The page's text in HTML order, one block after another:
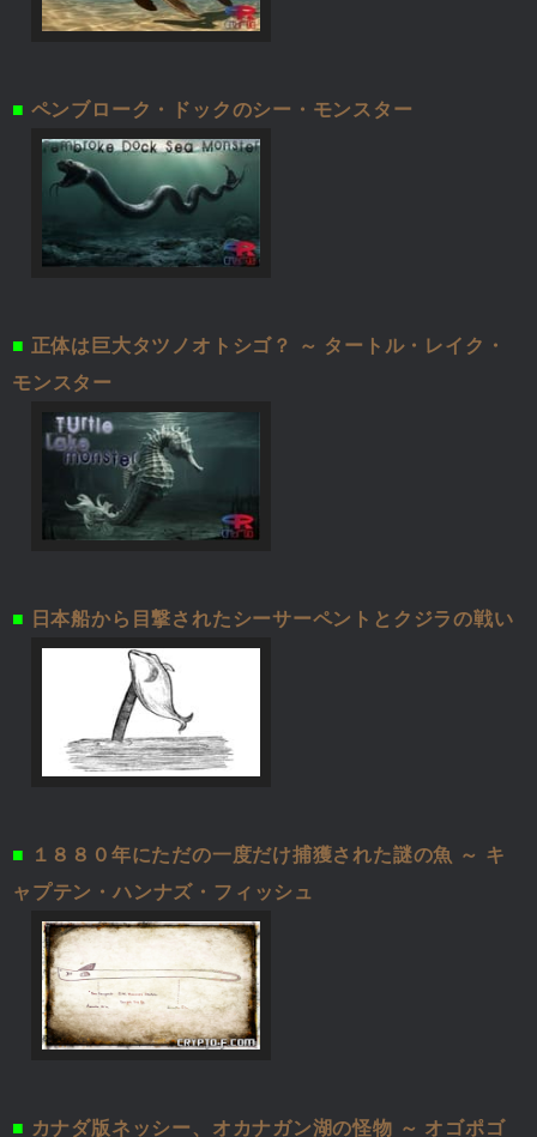
■ ペンブローク・ドックのシー・モンスター
■ 正体は巨大タツノオトシゴ？ ～ タートル・レイク・
モンスター
■ 日本船から目撃されたシーサーペントとクジラの戦い
■
１８８０年にただの一度だけ捕獲された謎の魚 ～ キ
ャプテン・ハンナズ・フィッシュ
■ カナダ版ネッシー、オカナガン湖の怪物 ～ オゴポゴ